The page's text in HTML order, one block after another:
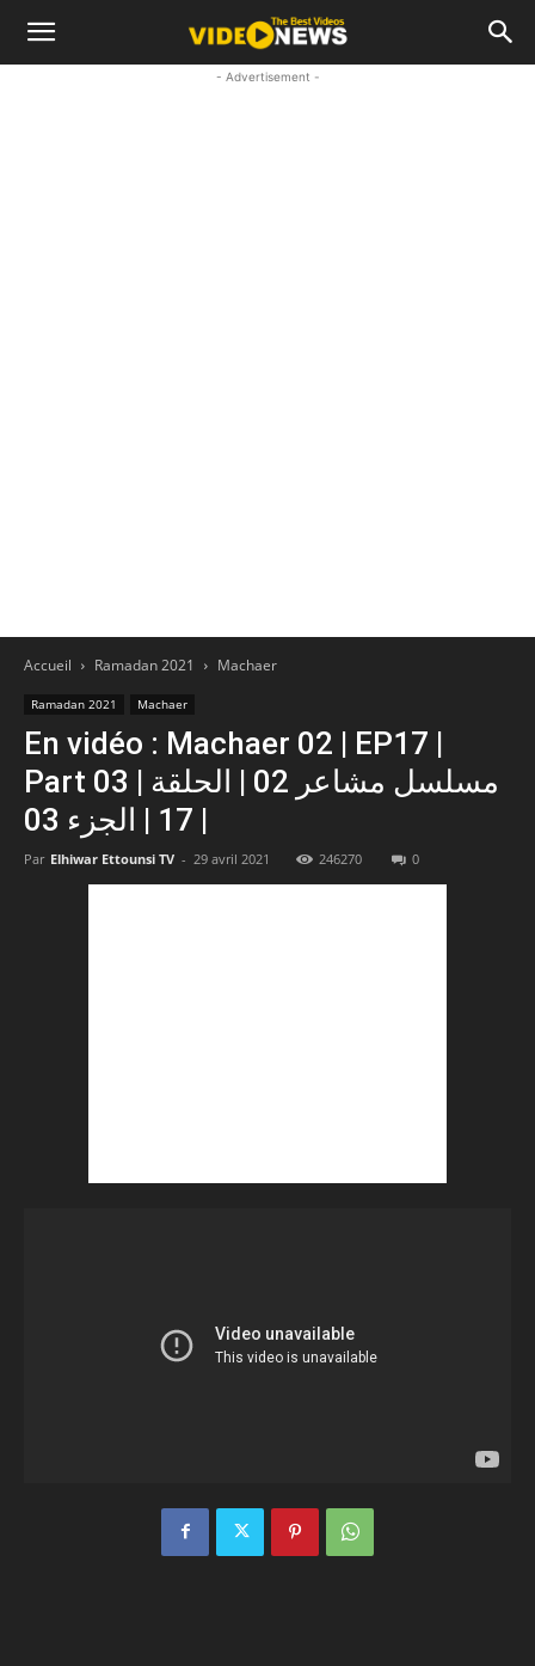
- Advertisement -
Accueil Ramadan 2021 Machaer
Ramadan 2021 Machaer
En vidéo : Machaer 02 | EP17 |
Part 03 | مسلسل مشاعر 02 | الحلقة
17 | الجزء 03 |
Par Elhiwar Ettounsi TV - 29 avril 2021 246270 0